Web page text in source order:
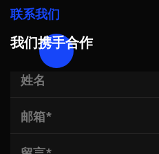
联系我们
我们携手合作